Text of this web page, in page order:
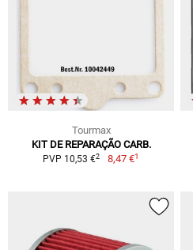
Tourmax
KIT DE REPARAÇÃO CARB.
PVP 10,53 €2 8,47 €1